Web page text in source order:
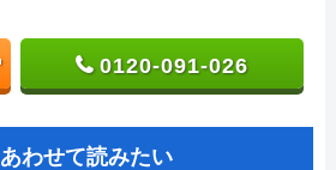
0120-091-026
あわせて読みたい